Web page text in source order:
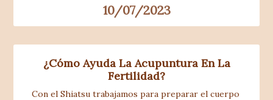
10/07/2023
¿Cómo Ayuda La Acupuntura En La
Fertilidad?
Con el Shiatsu trabajamos para preparar el cuerpo